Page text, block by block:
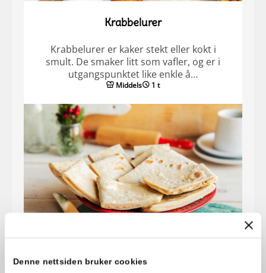
Denne nettsiden bruker cookies
Krabbelurer
Krabbelurer er kaker stekt eller kokt i
smult. De smaker litt som vafler, og er i
utgangspunktet like enkle å…
Middels 1 t